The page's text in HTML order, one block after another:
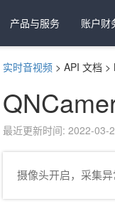
产品与服务 账户财
实时音视频 > API 文档 >
最近更新时间: 2022-03-
摄像头开启，采集异